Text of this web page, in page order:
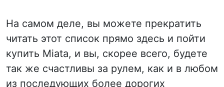
На самом деле, вы можете прекратить
читать этот список прямо здесь и пойти
купить Miata, и вы, скорее всего, будете
так же счастливы за рулем, как и в любом
из последующих более дорогих